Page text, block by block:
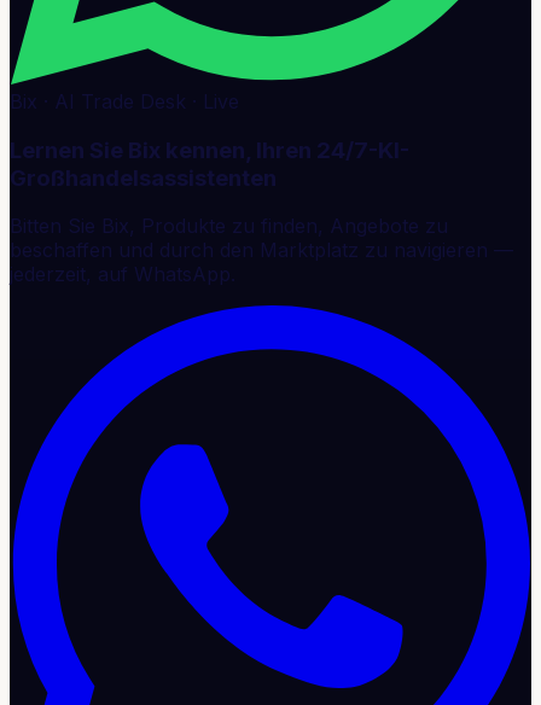
Bix · AI Trade Desk · Live
Lernen Sie Bix kennen, Ihren 24/7-KI-
Großhandelsassistenten
Bitten Sie Bix, Produkte zu finden, Angebote zu
beschaffen und durch den Marktplatz zu navigieren —
jederzeit, auf WhatsApp.